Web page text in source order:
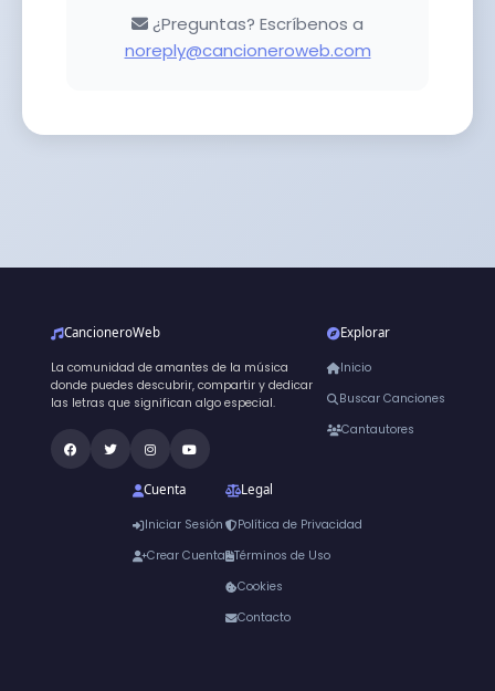
¿Preguntas? Escríbenos a
noreply@cancioneroweb.com
CancioneroWeb
La comunidad de amantes de la música
donde puedes descubrir, compartir y dedicar
las letras que significan algo especial.
Explorar
Inicio
Buscar Canciones
Cantautores
Cuenta
Iniciar Sesión
Crear Cuenta
Legal
Política de Privacidad
Términos de Uso
Cookies
Contacto